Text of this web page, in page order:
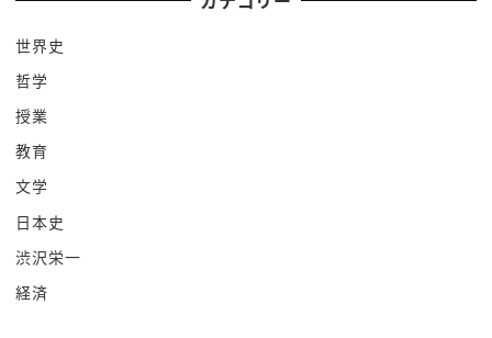
まれにいても白とかじゃないのということですよね
青いようにと言われてですね言ってもん
シゲがあるし
落ち込むわけですよ自分を鼓舞するためにジャンプ
だってホラー
みたんだけどね
あれって言ってですね
無理してどんなもんだからね意見に坊っちゃんに陥
世界史
哲学
授業
教育
文学
日本史
渋沢栄一
経済